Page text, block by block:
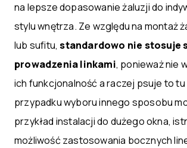
na lepsze dopasowanie żaluzji do
stylu wnętrza. Ze względu na montaż
lub sufitu,standardowo nie stosuje
prowadzenia linkami, ponieważ nie
ich funkcjonalność a raczej psuje to
przypadku wyboru innego sposobu
przykład instalacji do dużego okna,
możliwość zastosowania bocznych